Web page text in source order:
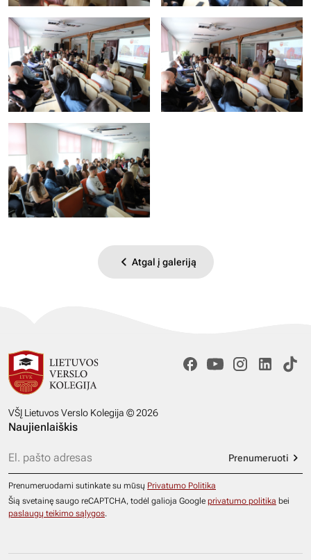
Atgal į galeriją
VŠĮ Lietuvos Verslo Kolegija © 2026
Naujienlaiškis
Prenumeruoti
Prenumeruodami sutinkate su mūsų Privatumo Politika
Šią svetainę saugo reCAPTCHA, todėl galioja Google privatumo politika bei
paslaugų teikimo sąlygos.